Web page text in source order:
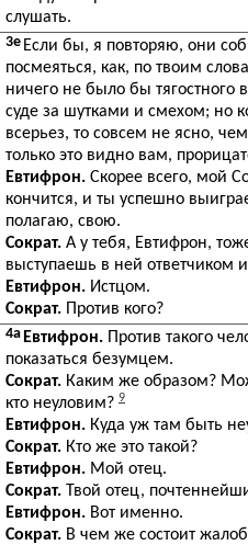
слушать.
3e Если бы, я повторяю, они
посмеяться, как, по твоим
ничего не было бы тягостного
суде за шутками и смехом; но
всерьез, то совсем не ясно,
только это видно вам,
Евтифрон. Скорее всего, мой
кончится, и ты успешно
полагаю, свою.
Сократ. А у тебя, Евтифрон,
выступаешь в ней ответчиком
Евтифрон. Истцом.
Сократ. Против кого?
4a Евтифрон. Против такого
показаться безумцем.
Сократ. Каким же образом?
кто неуловим? 9
Евтифрон. Куда уж там быть
Сократ. Кто же это такой?
Евтифрон. Мой отец.
Сократ. Твой отец,
Евтифрон. Вот именно.
Сократ. В чем же состоит